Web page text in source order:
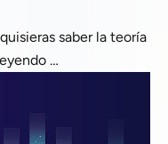
saber la teoría
…